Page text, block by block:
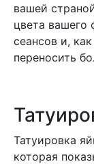
вашей
цвета вашего
сеансов и,
переносить
Татуировка
которая